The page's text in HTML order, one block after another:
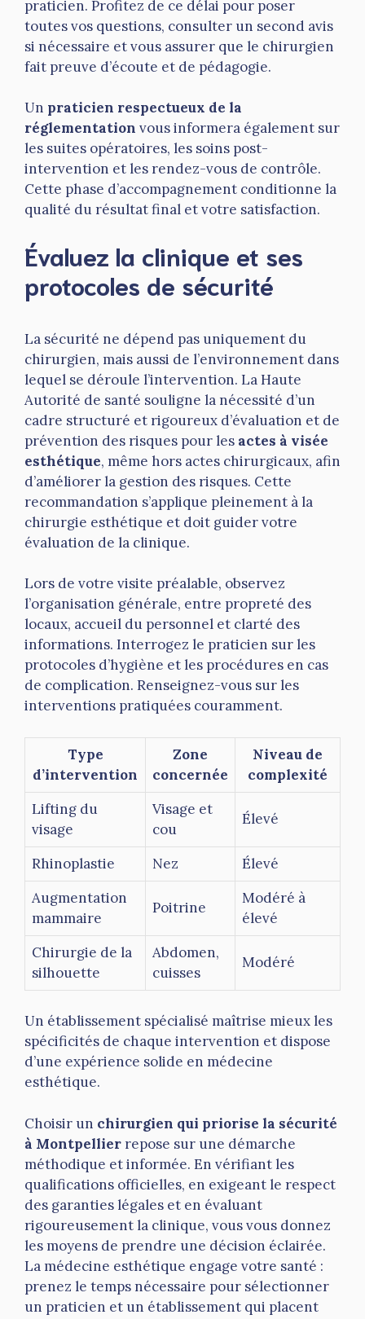
praticien. Profitez de ce délai pour poser
toutes vos questions, consulter un second avis
si nécessaire et vous assurer que le chirurgien
fait preuve d’écoute et de pédagogie.
Un praticien respectueux de la
réglementation vous informera également sur
les suites opératoires, les soins post-
intervention et les rendez-vous de contrôle.
Cette phase d’accompagnement conditionne la
qualité du résultat final et votre satisfaction.
Évaluez la clinique et ses
protocoles de sécurité
La sécurité ne dépend pas uniquement du
chirurgien, mais aussi de l’environnement dans
lequel se déroule l’intervention. La Haute
Autorité de santé souligne la nécessité d’un
cadre structuré et rigoureux d’évaluation et de
prévention des risques pour les actes à visée
esthétique, même hors actes chirurgicaux, afin
d’améliorer la gestion des risques. Cette
recommandation s’applique pleinement à la
chirurgie esthétique et doit guider votre
évaluation de la clinique.
Lors de votre visite préalable, observez
l’organisation générale, entre propreté des
locaux, accueil du personnel et clarté des
informations. Interrogez le praticien sur les
protocoles d’hygiène et les procédures en cas
de complication. Renseignez-vous sur les
interventions pratiquées couramment.
Type
d’intervention
Zone
concernée
Niveau de
complexité
Lifting du
visage
Visage et
cou
Élevé
Rhinoplastie Nez
Élevé
Augmentation
mammaire
Poitrine
Modéré à
élevé
Chirurgie de la
silhouette
Abdomen,
cuisses
Modéré
Un établissement spécialisé maîtrise mieux les
spécificités de chaque intervention et dispose
d’une expérience solide en médecine
esthétique.
Choisir un chirurgien qui priorise la sécurité
à Montpellier repose sur une démarche
méthodique et informée. En vérifiant les
qualifications officielles, en exigeant le respect
des garanties légales et en évaluant
rigoureusement la clinique, vous vous donnez
les moyens de prendre une décision éclairée.
La médecine esthétique engage votre santé :
prenez le temps nécessaire pour sélectionner
un praticien et un établissement qui placent